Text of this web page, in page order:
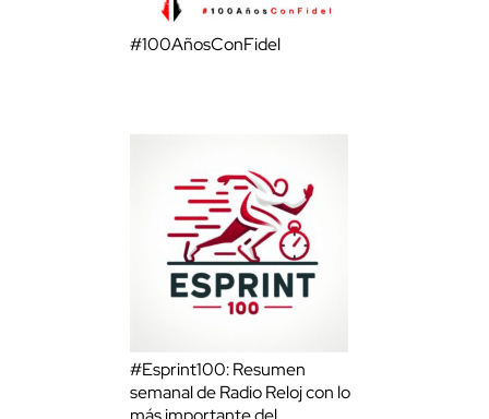
#100AñosConFidel
#Esprint100: Resumen
semanal de Radio Reloj con lo